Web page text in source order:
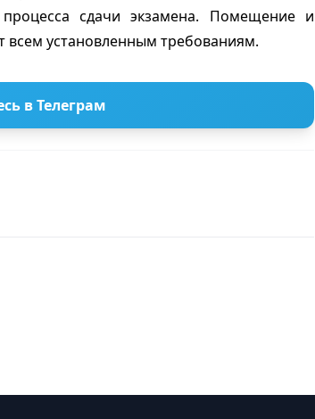
сдачи экзамена. Помещение и
всем установленным требованиям.
в Телеграм